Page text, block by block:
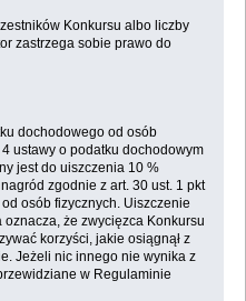
Konkursu albo liczby
zastrzega sobie prawo do
dochodowego od osób
ustawy o podatku dochodowym
jest do uiszczenia 10 %
zgodnie z art. 30 ust. 1 pkt
osób fizycznych. Uiszczenie
że zwycięzca Konkursu
korzyści, jakie osiągnął z
Jeżeli nic innego nie wynika z
w Regulaminie